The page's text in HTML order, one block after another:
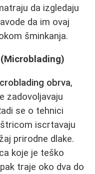
da izgledaju
da im ovaj
šminkanja.
obrva,
zadovoljavaju
se o tehnici
iscrtavaju
prirodne dlake.
koje je teško
traje oko dva do